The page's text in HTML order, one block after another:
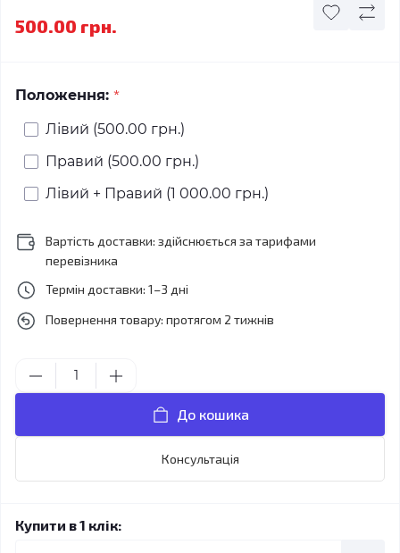
500.00 грн.
Положення: *
Лівий (500.00 грн.)
Правий (500.00 грн.)
Лівий + Правий (1 000.00 грн.)
Вартість доставки: здійснюється за тарифами
перевізника
Термін доставки: 1–3 дні
Повернення товару: протягом 2 тижнів
До кошика
Консультація
Купити в 1 клік: